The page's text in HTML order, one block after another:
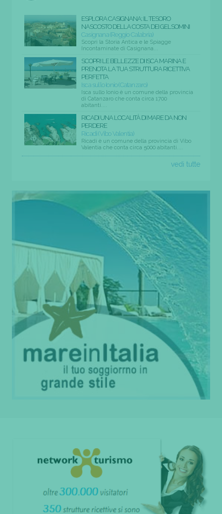
ESPLORA CASIGNANA: IL TESORO
NASCOSTO DELLA COSTA DEI GELSOMINI
Casignana (Reggio Calabria)
Scopri la Storia Antica e le Spiagge
Incontaminate di Casignana...
SCOPRI LE BELLEZZE DI ISCA MARINA E
PRENOTA LA TUA STRUTTURA RICETTIVA
PERFETTA
Isca sullo Ionio (Catanzaro)
Isca sullo Ionio è un comune della provincia
di Catanzaro che conta circa 1700
abitanti....
RICADI UNA LOCALITÀ DI MARE DA NON
PERDERE
Ricadi (Vibo Valentia)
Ricadi è un comune della provincia di Vibo
Valentia che conta circa 5000 abitanti....
vedi tutte